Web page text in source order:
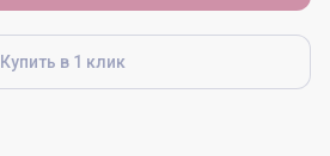
Купить в 1 клик